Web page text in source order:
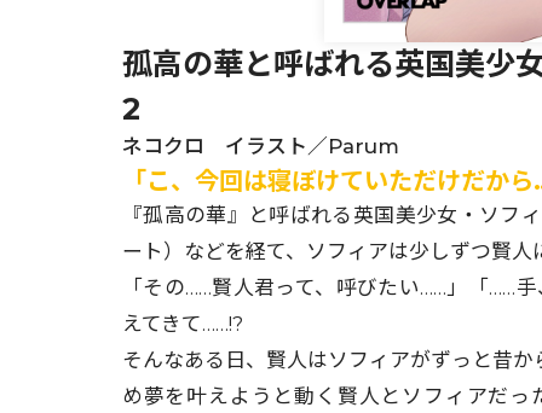
孤高の華と呼ばれる英国美少
2
ネコクロ イラスト／Parum
「こ、今回は寝ぼけていただけだ
『孤高の華』と呼ばれる英国美少女・ソフ
ート）などを経て、ソフィアは少しずつ賢人
「その……賢人君って、呼びたい……」「……
えてきて……!?
そんなある日、賢人はソフィアがずっと昔
め夢を叶えようと動く賢人とソフィアだ